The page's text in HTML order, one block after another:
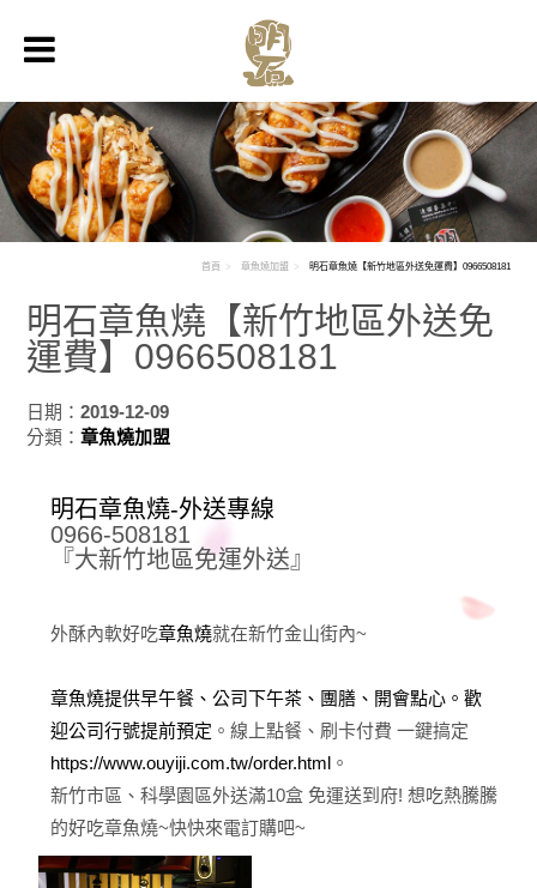
首頁 章魚燒加盟 明石章魚燒【新竹地區外送免運費】0966508181
明石章魚燒【新竹地區外送免
運費】0966508181
日期：2019-12-09
分類：章魚燒加盟
明石章魚燒-外送專線
0966-508181
『大新竹地區免運外送』
外酥內軟好吃章魚燒就在新竹金山街內~
章魚燒提供早午餐、公司下午茶、團膳、開會點心。歡
迎公司行號提前預定 。線上點餐、刷卡付費 一鍵搞定
https://www.ouyiji.com.tw/order.html 。
新竹市區、科學園區外送滿10盒 免運送到府! 想吃熱騰騰
的好吃章魚燒~快快來電訂購吧~